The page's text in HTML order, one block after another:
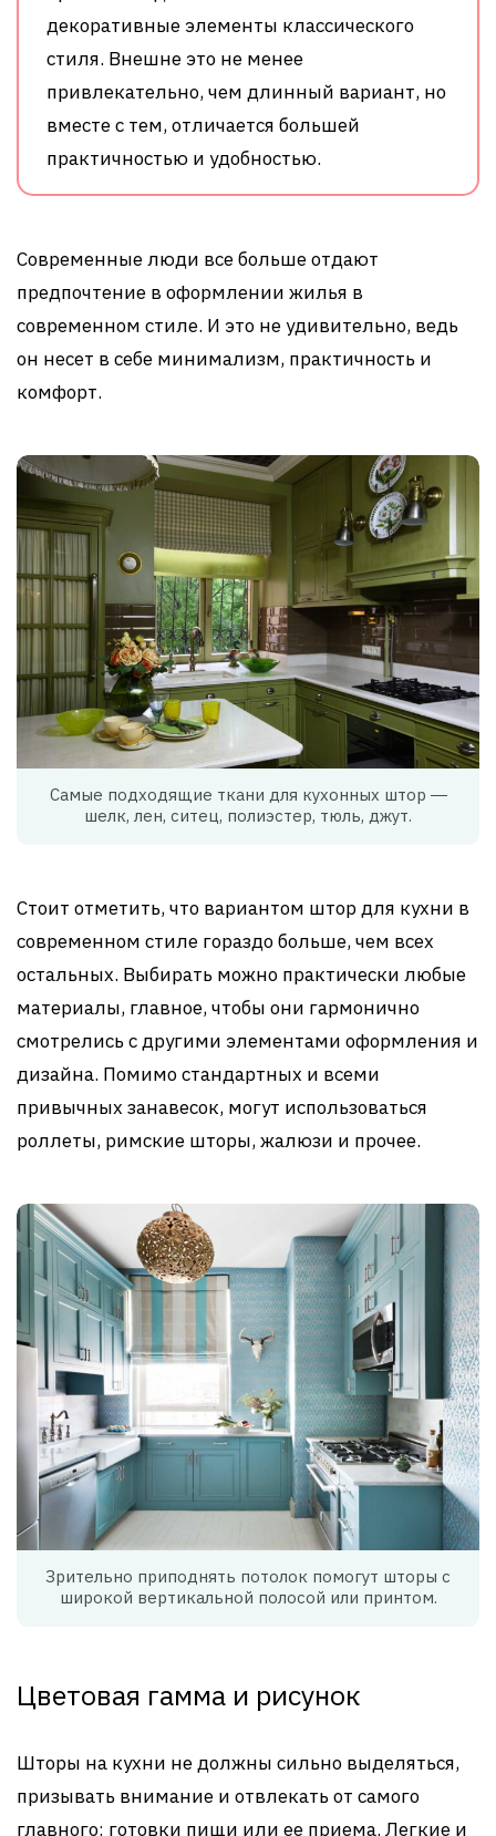
декоративные элементы классического
стиля. Внешне это не менее
привлекательно, чем длинный вариант, но
вместе с тем, отличается большей
практичностью и удобностью.
Современные люди все больше отдают
предпочтение в оформлении жилья в
современном стиле. И это не удивительно, ведь
он несет в себе минимализм, практичность и
комфорт.
Самые подходящие ткани для кухонных штор ―
шелк, лен, ситец, полиэстер, тюль, джут.
Стоит отметить, что вариантом штор для кухни в
современном стиле гораздо больше, чем всех
остальных. Выбирать можно практически любые
материалы, главное, чтобы они гармонично
смотрелись с другими элементами оформления и
дизайна. Помимо стандартных и всеми
привычных занавесок, могут использоваться
роллеты, римские шторы, жалюзи и прочее.
Зрительно приподнять потолок помогут шторы с
широкой вертикальной полосой или принтом.
Цветовая гамма и рисунок
Шторы на кухни не должны сильно выделяться,
призывать внимание и отвлекать от самого
главного: готовки пищи или ее приема. Легкие и